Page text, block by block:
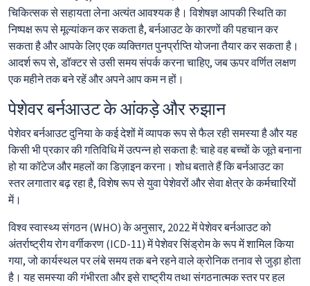
चिकित्सक से सहायता लेना अत्यंत आवश्यक है। विशेषज्ञ आपकी स्थिति का
निष्पक्ष रूप से मूल्यांकन कर सकता है, बर्नआउट के कारणों की पहचान कर
सकता है और आपके लिए एक व्यक्तिगत पुनर्प्राप्ति योजना तैयार कर सकता है।
आदर्श रूप से, डॉक्टर से उसी समय संपर्क करना चाहिए, जब ऊपर वर्णित लक्षण
एक महीने तक बने रहें और अपने आप कम न हों।
पेशेवर बर्नआउट के आंकड़े और रुझान
पेशेवर बर्नआउट दुनिया के कई देशों में व्यापक रूप से फैल रही समस्या है और यह
किसी भी प्रकार की गतिविधि में उत्पन्न हो सकता है: चाहे वह बच्चों के जूते बनाना
हो या कॉटेज और महलों का डिज़ाइन करना। शोध बताते हैं कि बर्नआउट का
स्तर लगातार बढ़ रहा है, विशेष रूप से युवा पेशेवरों और सेवा क्षेत्र के कर्मचारियों
में।
विश्व स्वास्थ्य संगठन (WHO) के अनुसार, 2022 में पेशेवर बर्नआउट को
अंतर्राष्ट्रीय रोग वर्गीकरण (ICD-11) में पेशेवर सिंड्रोम के रूप में शामिल किया
गया, जो कार्यस्थल पर लंबे समय तक बने रहने वाले क्रोनिक तनाव से जुड़ा होता
है। यह समस्या की गंभीरता और इसे राष्ट्रीय तथा संगठनात्मक स्तर पर हल